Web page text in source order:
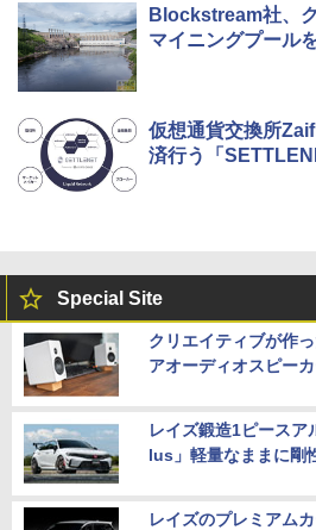
Blockstream社、
マイニングプール
仮想通貨交換所
済行う「
Special Site
クリエイティブが作
アオーディオスピー
レイズ鍛造1ピースア
lus」軽量なままに剛
レイズのプレミアム